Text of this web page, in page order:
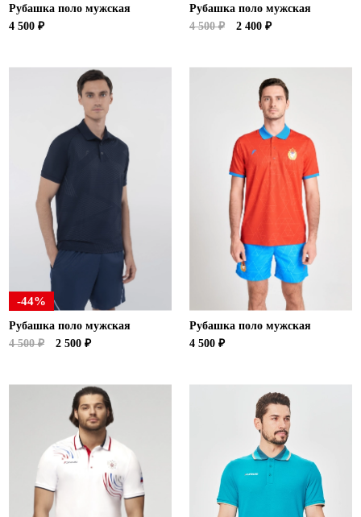
Рубашка поло мужская
4 500 ₽
Рубашка поло мужская
4 500 ₽
2 400 ₽
-44%
Рубашка поло мужская
4 500 ₽
2 500 ₽
Рубашка поло мужская
4 500 ₽